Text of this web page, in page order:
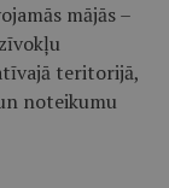
mājās –
teritorijā,
noteikumu